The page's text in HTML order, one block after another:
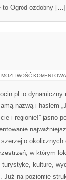
to Ogród ozdobny […]
MOŻLIWOŚĆ
to dynamiczny
nazwą i hasłem
i regionie!” jasno
szerzej o okolicznych
w którym
kulturę,
Już na poziomie